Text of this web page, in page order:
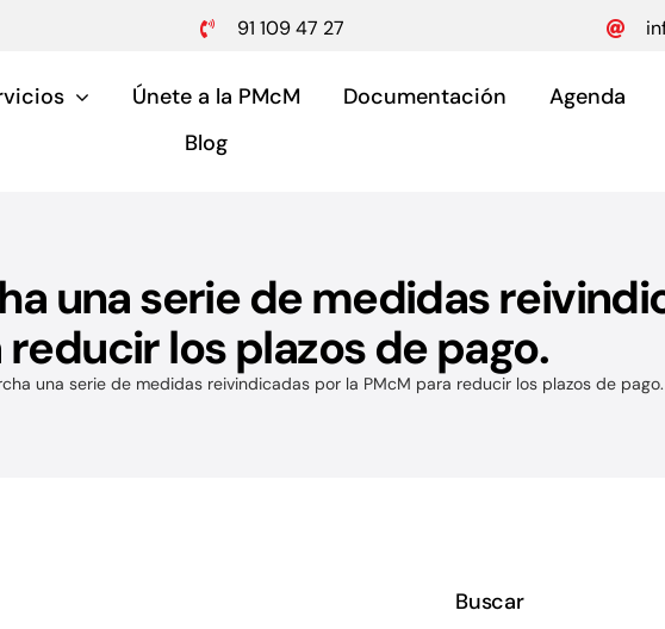
91 109 47 27
Pymes y autónomos
Servicios para pymes y autónomos.
Únete a la PMcM Documentación Agenda
Blog
una serie de medidas
los plazos de pago.
una serie de medidas reivindicadas por la PMcM para reducir los plazos de pago.
Buscar